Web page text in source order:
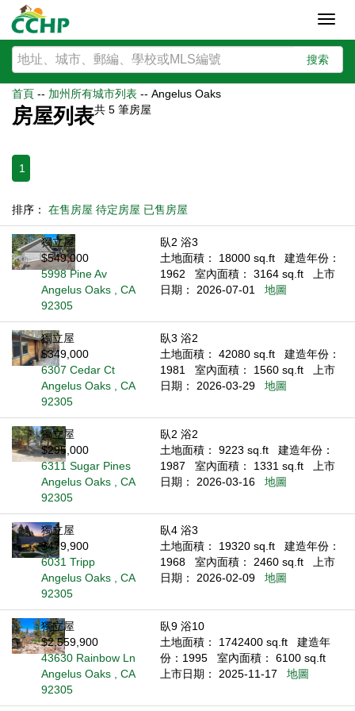
搜索
首頁 -- 加州所有城市列表 -- Angelus Oaks
房屋列表共 5 筆房屋
1
排序： 在售房屋 待定房屋 已售房屋
獨立屋
$549,000
5998 Pine Av
Angelus Oaks , CA
92305
臥2 浴3
土地面積： 18000 sq.ft
建造年份：
1962
室內面積： 3164 sq.ft
上市
日期： 2026-07-01
地圖
獨立屋
$349,000
6307 Cedar Ct
Angelus Oaks , CA
92305
臥3 浴2
土地面積： 42080 sq.ft
建造年份：
1981
室內面積： 1560 sq.ft
上市
日期： 2026-03-29
地圖
獨立屋
$295,000
6311 Sugar Pines
Angelus Oaks , CA
92305
臥2 浴2
土地面積： 9223 sq.ft
建造年份：
1987
室內面積： 1331 sq.ft
上市
日期： 2026-03-16
地圖
獨立屋
$479,900
6031 Tripp
Angelus Oaks , CA
92305
臥4 浴3
土地面積： 19320 sq.ft
建造年份：
1968
室內面積： 2460 sq.ft
上市
日期： 2026-02-09
地圖
獨立屋
$2,559,900
43630 Rainbow Ln
Angelus Oaks , CA
92305
臥9 浴10
土地面積： 1742400 sq.ft
建造年
份：1995
室內面積： 6100 sq.ft
上市日期： 2025-11-17
地圖